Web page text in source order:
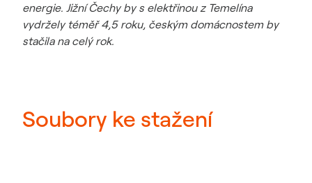
energie. Jižní Čechy by s elektřinou z Temelína
vydržely téměř 4,5 roku, českým domácnostem by
stačila na celý rok.
Soubory ke stažení